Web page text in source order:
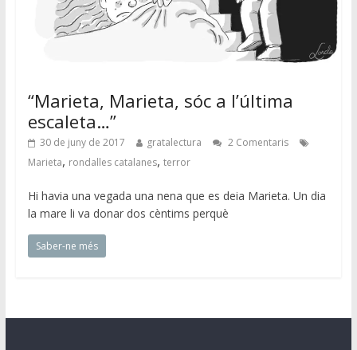
“Marieta, Marieta, sóc a l’última
escaleta…”
30 de juny de 2017 gratalectura
2 Comentaris
Marieta, rondalles catalanes, terror
Hi havia una vegada una nena que es deia Marieta. Un dia
la mare li va donar dos cèntims perquè
Saber-ne més